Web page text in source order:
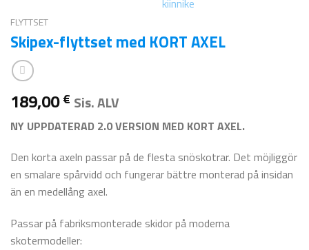
FLYTTSET
Skipex-flyttset med KORT AXEL
189,00€ Sis. ALV
NY UPPDATERAD 2.0 VERSION MED KORT AXEL.
Den korta axeln passar på de flesta snöskotrar. Det möjliggör
en smalare spårvidd och fungerar bättre monterad på insidan
än en medellång axel.
Passar på fabriksmonterade skidor på moderna
skotermodeller: